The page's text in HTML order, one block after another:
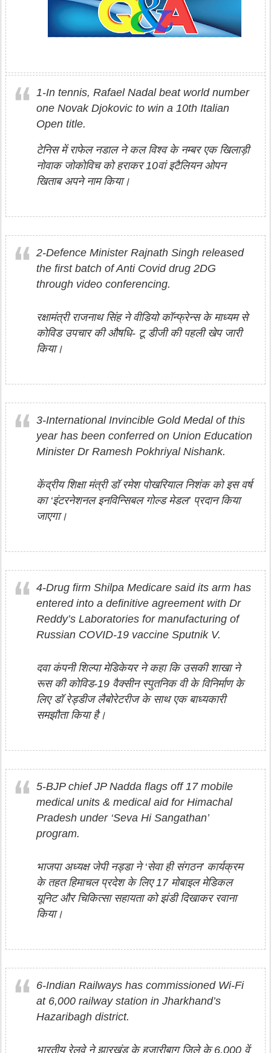
1-In tennis, Rafael Nadal beat world number
one Novak Djokovic to win a 10th Italian
Open title.
टेनिस में राफेल नडाल ने कल विश्व के नम्बर एक खिलाड़ी
नोवाक जोकोविच को हराकर 10वां इटैलियन ओपन
खिताब अपने नाम किया।
2-Defence Minister Rajnath Singh released
the first batch of Anti Covid drug 2DG
through video conferencing.
रक्षामंत्री राजनाथ सिंह ने वीडियो कॉन्फ्रेन्स के माध्यम से
कोविड उपचार की औषधि- टू डीजी की पहली खेप जारी
किया।
3-International Invincible Gold Medal of this
year has been conferred on Union Education
Minister Dr Ramesh Pokhriyal Nishank.
केंद्रीय शिक्षा मंत्री डॉ रमेश पोखरियाल निशंक को इस वर्ष
का ‘इंटरनेशनल इनविन्सिबल गोल्ड मेडल’ प्रदान किया
जाएगा।
4-Drug firm Shilpa Medicare said its arm has
entered into a definitive agreement with Dr
Reddy’s Laboratories for manufacturing of
Russian COVID-19 vaccine Sputnik V.
दवा कंपनी शिल्पा मेडिकेयर ने कहा कि उसकी शाखा ने
रूस की कोविड-19 वैक्सीन स्पुतनिक वी के विनिर्माण के
लिए डॉ रेड्डीज लैबोरेटरीज के साथ एक बाध्यकारी
समझौता किया है।
5-BJP chief JP Nadda flags off 17 mobile
medical units & medical aid for Himachal
Pradesh under ‘Seva Hi Sangathan’
program.
भाजपा अध्यक्ष जेपी नड्डा ने ‘सेवा ही संगठन’ कार्यक्रम
के तहत हिमाचल प्रदेश के लिए 17 मोबाइल मेडिकल
यूनिट और चिकित्सा सहायता को झंडी दिखाकर रवाना
किया।
6-Indian Railways has commissioned Wi-Fi
at 6,000 railway station in Jharkhand’s
Hazaribagh district.
भारतीय रेलवे ने झारखंड के हजारीबाग जिले के 6,000 वें